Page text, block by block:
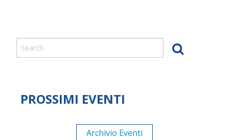
PROSSIMI EVENTI
Archivio Eventi